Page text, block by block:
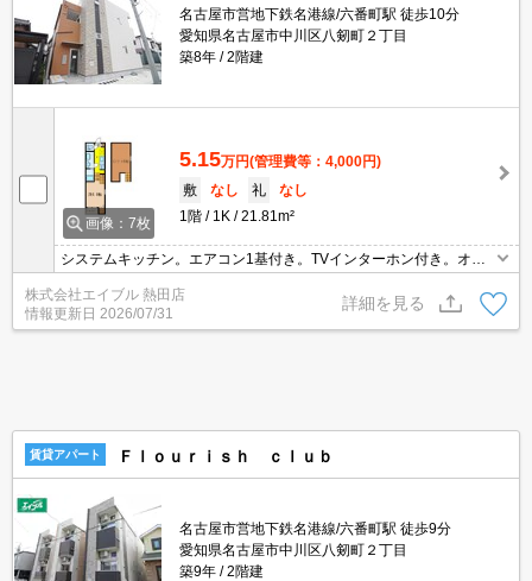
名古屋市営地下鉄名港線/六番町駅 徒歩10分
愛知県名古屋市中川区八剱町２丁目
築8年
2階建
画像：7枚
5.15万円(管理費等：4,000円)
敷
なし 礼
なし
1階
1K 21.81m²
システムキッチン。エアコン1基付き。TVインターホン付き。オー
トロック。温水洗浄便座付き。暖房便座付き。室内に洗濯機置場あ
り。クローゼット付。インターネット無料。シャワー付独立洗面
台。
株式会社エイブル 熱田店
情報更新日 2026/07/31
詳細を見る
賃貸アパート Ｆｌｏｕｒｉｓｈ ｃｌｕｂ
名古屋市営地下鉄名港線/六番町駅 徒歩9分
愛知県名古屋市中川区八剱町２丁目
築9年
2階建